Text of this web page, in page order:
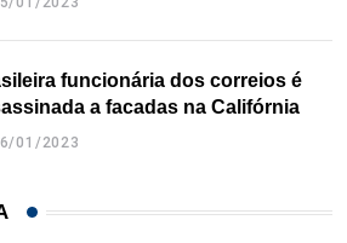
funcionária dos correios é
a facadas na Califórnia
01/2023